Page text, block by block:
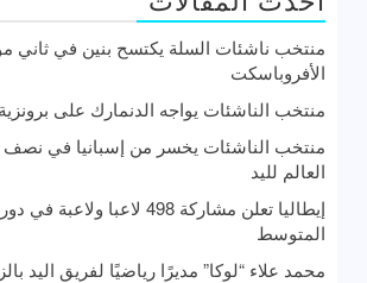
منتخب ناشئات السلة يكتسح بنين في ثاني
الأفروباسكت
منتخب الناشئات يواجه الدنمارك على
منتخب الناشئات يخسر من إسبانيا في نصف
العالم لليد
إيطاليا تعلن مشاركة 498 لاعبا
المتوسط
محمد علاء “لوكا” مديرًا رياضيًا لفريق اليد